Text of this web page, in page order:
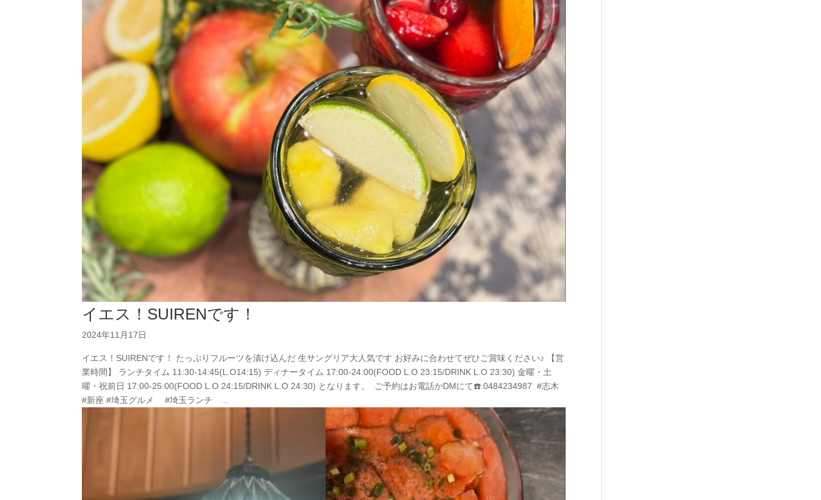
イエス！SUIRENです！
2024年11月17日
イエス！SUIRENです！ たっぷりフルーツを漬け込んだ 生サングリア大人気です お好みに合わせてぜひご賞味ください♪ 【営
業時間】 ランチタイム 11:30-14:45(L.O14:15) ディナータイム 17:00-24:00(FOOD L.O 23:15/DRINK L.O 23:30) 金曜・土
曜・祝前日 17:00-25:00(FOOD L.O 24:15/DRINK L.O 24:30) となります。 ⁡ ご予約はお電話かDMにて☎️:0484234987 ⁡ #志木
#新座 #埼玉グルメ #埼玉ランチ ...